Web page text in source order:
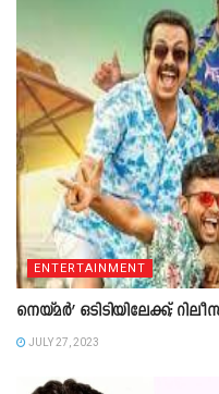
ENTERTAINMENT
നെയ്‍മര്‍’ ഒടിടിയിലേക്ക്;
JULY 27, 2023